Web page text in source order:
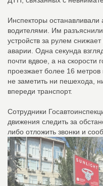
Инспекторы
водителями. Им
устройств за рулем
аварии. Одна секунда
почти вдвое, а на скорости
проезжает более 16 метров
не заметить ни пешехода,
впереди транспорт.
Сотрудники
движения следить за
либо отложить звонки и